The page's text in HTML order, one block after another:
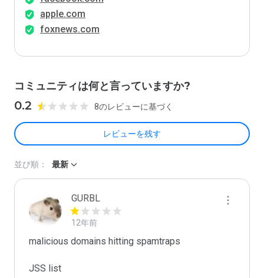
apple.com
foxnews.com
コミュニティは何と言っていますか?
0.2 8のレビューに基づく
レビューを残す
並び順： 最新
GURBL
12年前
malicious domains hitting spamtraps
JSS list